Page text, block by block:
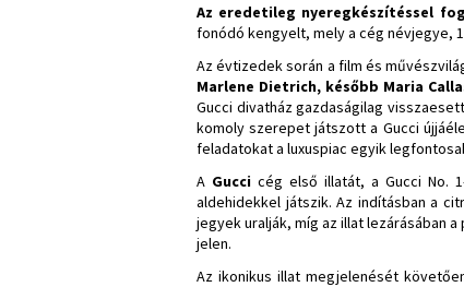
Az eredetileg nyeregkészítéssel
fonódó kengyelt, mely a cég névjegye,
Az évtizedek során a film és
Marlene Dietrich, később Maria
Gucci divatház gazdaságilag
komoly szerepet játszott a Gucci
feladatokat a luxuspiac egyik
A Gucci cég első illatát, a Gucci No.
aldehidekkel játszik. Az indításban a
jegyek uralják, míg az illat lezárásában
jelen.
Az ikonikus illat megjelenését